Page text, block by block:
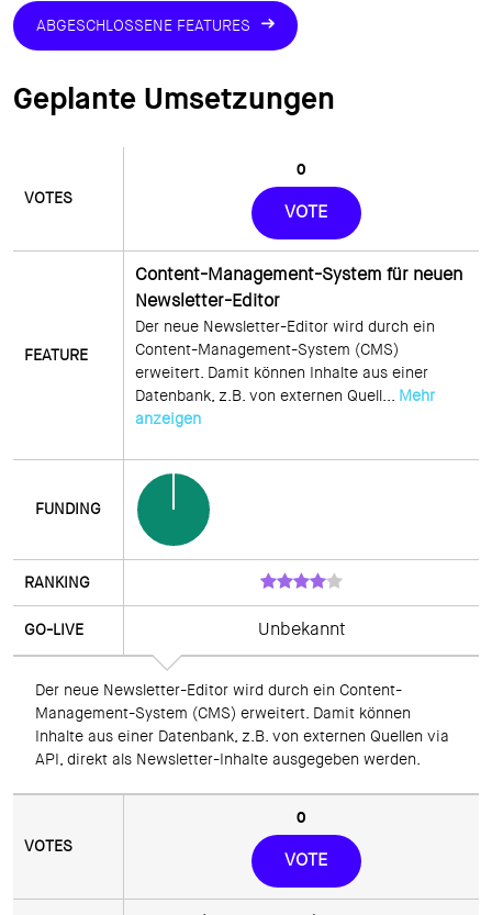
ABGESCHLOSSENE FEATURES
Geplante Umsetzungen
0
VOTE
Content-Management-System für neuen
Newsletter-Editor
Der neue Newsletter-Editor wird durch ein
Content-Management-System (CMS)
erweitert. Damit können Inhalte aus einer
Datenbank, z.B. von externen Quell... Mehr
anzeigen
Unbekannt
Der neue Newsletter-Editor wird durch ein Content-
Management-System (CMS) erweitert. Damit können
Inhalte aus einer Datenbank, z.B. von externen Quellen via
API, direkt als Newsletter-Inhalte ausgegeben werden.
0
VOTE